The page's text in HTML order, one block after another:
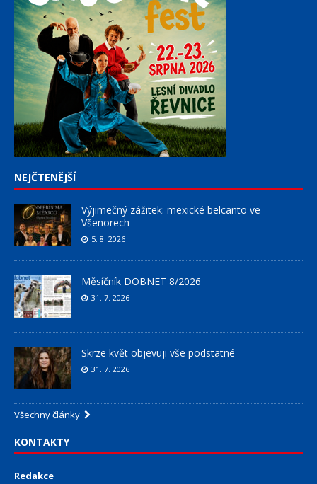
NEJČTENĚJŠÍ
Výjimečný zážitek: mexické belcanto ve
Všenorech
5. 8. 2026
Měsíčník DOBNET 8/2026
31. 7. 2026
Skrze květ objevuji vše podstatné
31. 7. 2026
Všechny články
KONTAKTY
Redakce